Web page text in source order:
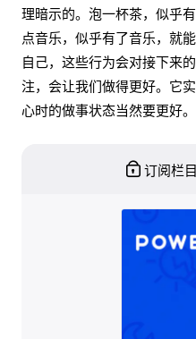
理暗示的。泡一杯茶，似乎
点音乐，似乎有了音乐，就
自己，这些行为会对接下来
注，会让我们做得更好。它
心时的做事状态当然要更好。
订阅栏